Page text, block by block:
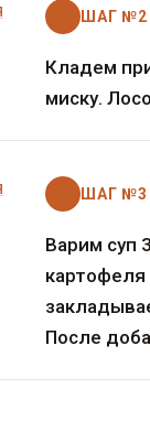
ШАГ №2
Кладем
миску.
ШАГ №3
Варим суп
картофеля
После